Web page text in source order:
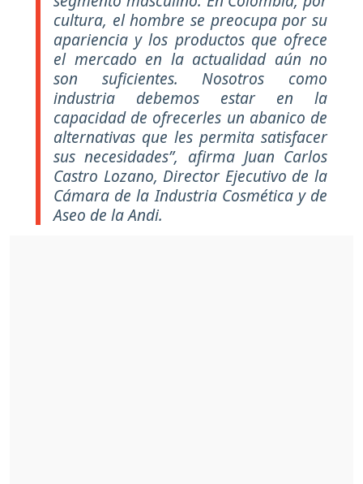
cultura, el hombre se preocupa por su
apariencia y los productos que ofrece
el mercado en la actualidad aún no
son suficientes. Nosotros como
industria debemos estar en la
capacidad de ofrecerles un abanico de
alternativas que les permita satisfacer
sus necesidades”, afirma Juan Carlos
Castro Lozano, Director Ejecutivo de la
Cámara de la Industria Cosmética y de
Aseo de la Andi.